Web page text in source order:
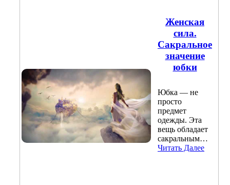
Женская
сила.
Сакральное
значение
юбки
Юбка — не
просто
предмет
одежды. Эта
вещь обладает
сакральным…
Читать Далее